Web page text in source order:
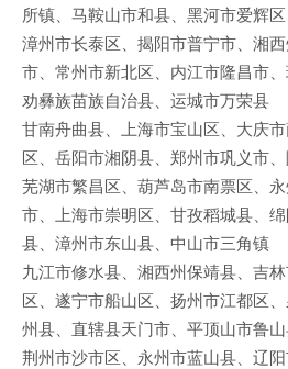
所镇、马鞍山市和县、黑河市爱辉
漳州市长泰区、揭阳市普宁市、湘
市、常州市新北区、内江市隆昌市
劝彝族苗族自治县、运城市万荣县
甘南舟曲县、上海市宝山区、大庆
区、岳阳市湘阴县、郑州市巩义市
芜湖市繁昌区、葫芦岛市南票区、
市、上海市崇明区、甘孜稻城县、
县、漳州市东山县、中山市三角镇
九江市修水县、湘西州保靖县、吉
区、遂宁市船山区、扬州市江都区
州县、直辖县天门市、平顶山市鲁
荆州市沙市区、永州市蓝山县、辽